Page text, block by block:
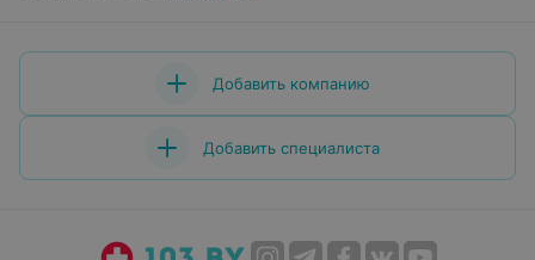
Добавить компанию
Добавить специалиста